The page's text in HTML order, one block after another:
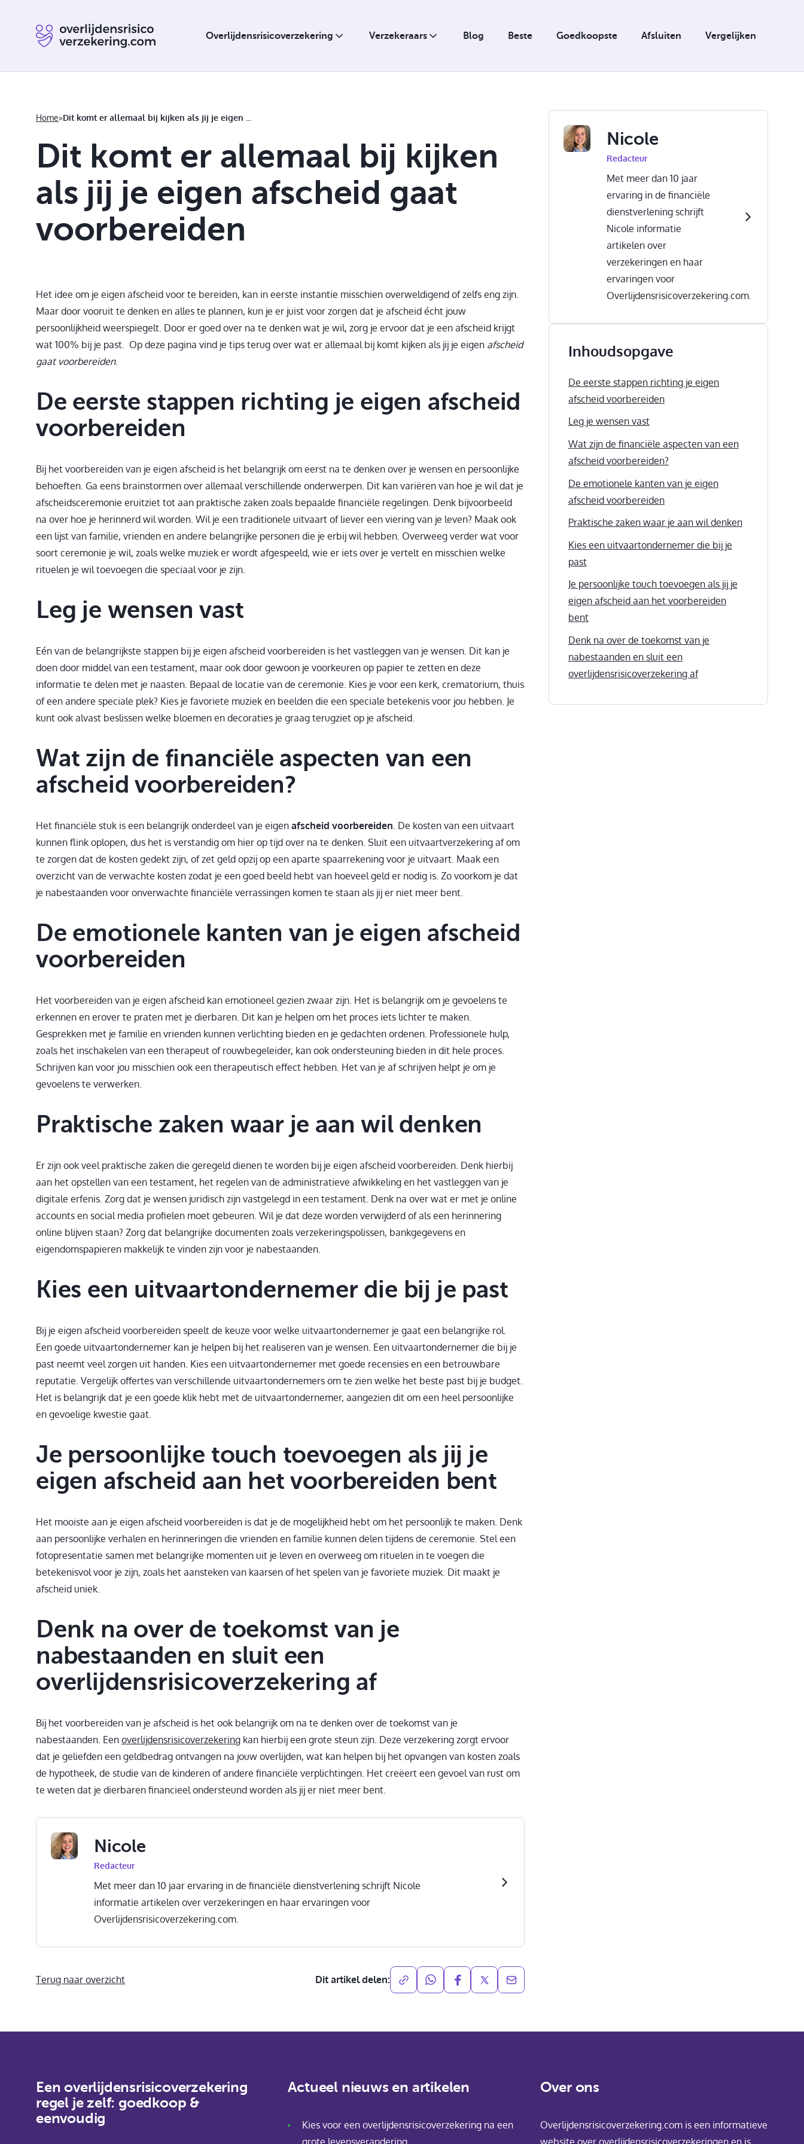
Overlijdensrisicoverzekering
Overlijdensrisicoverzekering verplicht Hypotheek
Verzekeraars Blog Beste Goedkoopste Afsluiten Vergelijken
Home»
Dit komt er allemaal bij kijken
als jij je eigen afscheid gaat
voorbereiden
Het idee om je eigen afscheid voor te bereiden, kan in eerste instantie misschien overweldigend of zelfs eng zijn.
Maar door vooruit te denken en alles te plannen, kun je er juist voor zorgen dat je afscheid écht jouw
persoonlijkheid weerspiegelt. Door er goed over na te denken wat je wil, zorg je ervoor dat je een afscheid krijgt
wat 100% bij je past. Op deze pagina vind je tips terug over wat er allemaal bij komt kijken als jij je eigen afscheid
gaat voorbereiden.
De eerste stappen richting je eigen afscheid
voorbereiden
Bij het voorbereiden van je eigen afscheid is het belangrijk om eerst na te denken over je wensen en persoonlijke
behoeften. Ga eens brainstormen over allemaal verschillende onderwerpen. Dit kan variëren van hoe je wil dat je
afscheidsceremonie eruitziet tot aan praktische zaken zoals bepaalde financiële regelingen. Denk bijvoorbeeld
na over hoe je herinnerd wil worden. Wil je een traditionele uitvaart of liever een viering van je leven? Maak ook
een lijst van familie, vrienden en andere belangrijke personen die je erbij wil hebben. Overweeg verder wat voor
soort ceremonie je wil, zoals welke muziek er wordt afgespeeld, wie er iets over je vertelt en misschien welke
rituelen je wil toevoegen die speciaal voor je zijn.
Leg je wensen vast
Eén van de belangrijkste stappen bij je eigen afscheid voorbereiden is het vastleggen van je wensen. Dit kan je
doen door middel van een testament, maar ook door gewoon je voorkeuren op papier te zetten en deze
informatie te delen met je naasten. Bepaal de locatie van de ceremonie. Kies je voor een kerk, crematorium, thuis
of een andere speciale plek? Kies je favoriete muziek en beelden die een speciale betekenis voor jou hebben. Je
kunt ook alvast beslissen welke bloemen en decoraties je graag terugziet op je afscheid.
Wat zijn de financiële aspecten van een
afscheid voorbereiden?
Het financiële stuk is een belangrijk onderdeel van je eigen afscheid voorbereiden . De kosten van een uitvaart
kunnen flink oplopen, dus het is verstandig om hier op tijd over na te denken. Sluit een uitvaartverzekering af om
te zorgen dat de kosten gedekt zijn, of zet geld opzij op een aparte spaarrekening voor je uitvaart. Maak een
overzicht van de verwachte kosten zodat je een goed beeld hebt van hoeveel geld er nodig is. Zo voorkom je dat
je nabestaanden voor onverwachte financiële verrassingen komen te staan als jij er niet meer bent.
De emotionele kanten van je eigen afscheid
voorbereiden
Het voorbereiden van je eigen afscheid kan emotioneel gezien zwaar zijn. Het is belangrijk om je gevoelens te
erkennen en erover te praten met je dierbaren. Dit kan je helpen om het proces iets lichter te maken.
Gesprekken met je familie en vrienden kunnen verlichting bieden en je gedachten ordenen. Professionele hulp,
zoals het inschakelen van een therapeut of rouwbegeleider, kan ook ondersteuning bieden in dit hele proces.
Schrijven kan voor jou misschien ook een therapeutisch effect hebben. Het van je af schrijven helpt je om je
gevoelens te verwerken.
Praktische zaken waar je aan wil denken
Er zijn ook veel praktische zaken die geregeld dienen te worden bij je eigen afscheid voorbereiden. Denk hierbij
aan het opstellen van een testament, het regelen van de administratieve afwikkeling en het vastleggen van je
digitale erfenis. Zorg dat je wensen juridisch zijn vastgelegd in een testament. Denk na over wat er met je online
accounts en social media profielen moet gebeuren. Wil je dat deze worden verwijderd of als een herinnering
online blijven staan? Zorg dat belangrijke documenten zoals verzekeringspolissen, bankgegevens en
eigendomspapieren makkelijk te vinden zijn voor je nabestaanden.
Kies een uitvaartondernemer die bij je past
Bij je eigen afscheid voorbereiden speelt de keuze voor welke uitvaartondernemer je gaat een belangrijke rol.
Een goede uitvaartondernemer kan je helpen bij het realiseren van je wensen. Een uitvaartondernemer die bij je
past neemt veel zorgen uit handen. Kies een uitvaartondernemer met goede recensies en een betrouwbare
reputatie. Vergelijk offertes van verschillende uitvaartondernemers om te zien welke het beste past bij je budget.
Het is belangrijk dat je een goede klik hebt met de uitvaartondernemer, aangezien dit om een heel persoonlijke
en gevoelige kwestie gaat.
Je persoonlijke touch toevoegen als jij je
eigen afscheid aan het voorbereiden bent
Het mooiste aan je eigen afscheid voorbereiden is dat je de mogelijkheid hebt om het persoonlijk te maken. Denk
aan persoonlijke verhalen en herinneringen die vrienden en familie kunnen delen tijdens de ceremonie. Stel een
fotopresentatie samen met belangrijke momenten uit je leven en overweeg om rituelen in te voegen die
betekenisvol voor je zijn, zoals het aansteken van kaarsen of het spelen van je favoriete muziek. Dit maakt je
afscheid uniek.
Denk na over de toekomst van je
nabestaanden en sluit een
overlijdensrisicoverzekering af
Bij het voorbereiden van je afscheid is het ook belangrijk om na te denken over de toekomst van je
nabestaanden. Een overlijdensrisicoverzekering kan hierbij een grote steun zijn. Deze verzekering zorgt ervoor
dat je geliefden een geldbedrag ontvangen na jouw overlijden, wat kan helpen bij het opvangen van kosten zoals
de hypotheek, de studie van de kinderen of andere financiële verplichtingen. Het creëert een gevoel van rust om
te weten dat je dierbaren financieel ondersteund worden als jij er niet meer bent.
Nicole
Redacteur
Met meer dan 10 jaar ervaring in de financiële dienstverlening schrijft Nicole
informatie artikelen over verzekeringen en haar ervaringen voor
Overlijdensrisicoverzekering.com.
Terug naar overzicht Dit artikel delen:
Nicole
Redacteur
Met meer dan 10 jaar
ervaring in de financiële
dienstverlening schrijft
Nicole informatie
artikelen over
verzekeringen en haar
ervaringen voor
Overlijdensrisicoverzekering.com.
Inhoudsopgave
De eerste stappen richting je eigen
afscheid voorbereiden
Leg je wensen vast
Wat zijn de financiële aspecten van een
afscheid voorbereiden?
De emotionele kanten van je eigen
afscheid voorbereiden
Praktische zaken waar je aan wil denken
Kies een uitvaartondernemer die bij je
past
Je persoonlijke touch toevoegen als jij je
eigen afscheid aan het voorbereiden
bent
Denk na over de toekomst van je
nabestaanden en sluit een
overlijdensrisicoverzekering af
Een overlijdensrisicoverzekering
regel je zelf: goedkoop &
eenvoudig
Actueel nieuws en artikelen
Kies voor een overlijdensrisicoverzekering na een
grote levensverandering
Over ons
Overlijdensrisicoverzekering.com is een informatieve
website over overlijdensrisicoverzekeringen en is